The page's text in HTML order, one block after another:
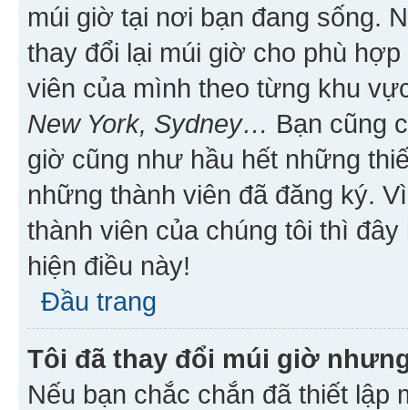
múi giờ tại nơi bạn đang sống.
thay đổi lại múi giờ cho phù
viên của mình theo từng khu
New York, Sydney… Bạn cũng
giờ cũng như hầu hết những
những thành viên đã đăng ký.
thành viên của chúng tôi thì
hiện điều này!
Đầu trang
Tôi đã thay đổi múi giờ
Nếu bạn chắc chắn đã thiết lập